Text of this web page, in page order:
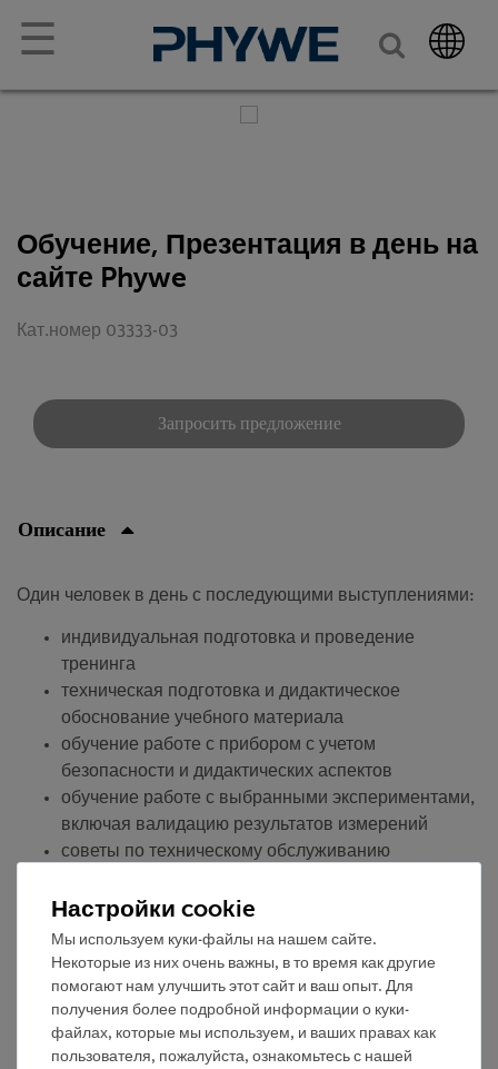
☰
Обучение, Презентация в день на
сайте Phywe
Кат.номер 03333-03
Запросить предложение
Описание
Один человек в день с последующими выступлениями:
индивидуальная подготовка и проведение
тренинга
техническая подготовка и дидактическое
обоснование учебного материала
обучение работе с прибором с учетом
безопасности и дидактических аспектов
обучение работе с выбранными экспериментами,
включая валидацию результатов измерений
советы по техническому обслуживанию
оплачиваются отдельно.
Бесплатная доставка от 300,- €
Настройки cookie
Мы используем куки-файлы на нашем сайте.
Некоторые из них очень важны, в то время как другие
помогают нам улучшить этот сайт и ваш опыт. Для
получения более подробной информации о куки-
файлах, которые мы используем, и ваших правах как
пользователя, пожалуйста, ознакомьтесь с нашей